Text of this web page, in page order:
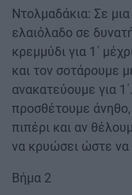
Ντολμαδάκια: Σε
ελαιόλαδο σε
κρεμμύδι για 1΄
και τον σοτάρουμε
ανακατεύουμε για
προσθέτουμε άνηθο,
πιπέρι και αν
να κρυώσει ώστε να
Βήμα 2